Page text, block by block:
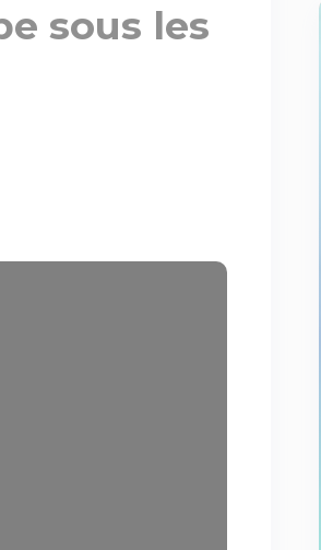
sous les